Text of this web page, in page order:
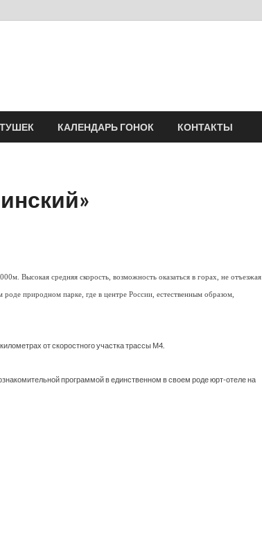
КАЛЕНДАРЬ ГОНОК КОНТАКТЫ
Высокая средняя скорость, возможность оказаться в горах, не отъезжая
природном парке, где в центре России, естественным образом,
от скоростного участка трассы М4.
программой в единственном в своем роде юрт-отеле на